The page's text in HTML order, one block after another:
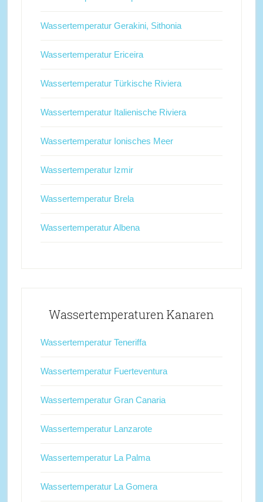
Wassertemperatur Gerakini, Sithonia
Wassertemperatur Ericeira
Wassertemperatur Türkische Riviera
Wassertemperatur Italienische Riviera
Wassertemperatur Ionisches Meer
Wassertemperatur Izmir
Wassertemperatur Brela
Wassertemperatur Albena
Wassertemperaturen Kanaren
Wassertemperatur Teneriffa
Wassertemperatur Fuerteventura
Wassertemperatur Gran Canaria
Wassertemperatur Lanzarote
Wassertemperatur La Palma
Wassertemperatur La Gomera